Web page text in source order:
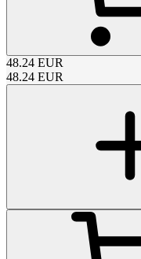
48.24 EUR
48.24 EUR